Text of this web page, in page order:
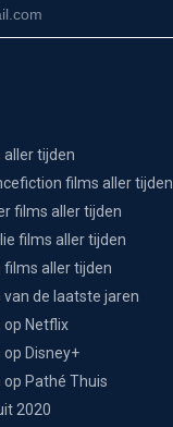
aller tijden
films aller tijden
films aller tijden
films aller tijden
films aller tijden
de laatste jaren
op Netflix
Disney+
Pathé Thuis
2020